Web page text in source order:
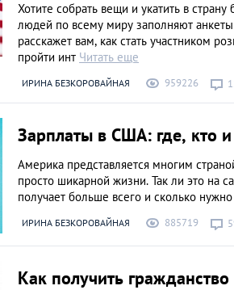
Хотите собрать вещи и укатить в
людей по всему миру заполняют
расскажет вам, как стать участником
пройти инт Читать еще
ИРИНА БЕЗКОРОВАЙНАЯ 959226
Зарплаты в США: где, кто
Америка представляется многим
просто шикарной жизни. Так ли это на
получает больше всего и сколько
ИРИНА БЕЗКОРОВАЙНАЯ 885719
Как получить